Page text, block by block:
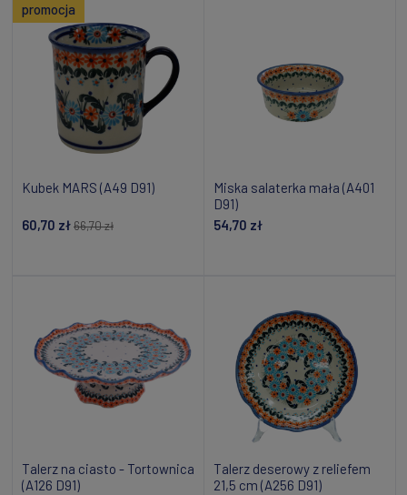
Kubek MARS (A49 D91)
60,70 zł66,70 zł
promocja
Miska salaterka mała (A401
D91)
54,70 zł
Talerz na ciasto - Tortownica
(A126 D91)
Talerz deserowy z reliefem
21,5 cm (A256 D91)